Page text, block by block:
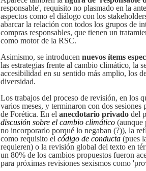
responsable', requisito no plasmado en la
aspectos como el diálogo con los
abarcar la relación con todos los grupos de
compras responsables, que tienen un
como motor de la RSC.
Asimismo, se introducen nuevos ítems
las estrategias frente al cambio climático, la
accesibilidad en su sentido más amplio, los
diversidad.
Los trabajos del proceso de revisión, en los
varios meses, y terminaron con dos
de Forética. En el anecdotario privado del
discusión sobre el cambio climático (aunque
no incorporarlo porqué lo negaban (?)), la
como requisito el código de conducta (pues
requieren) o la revisión global del texto en
un 80% de los cambios propuestos fueron
para próximas revisiones sexismos como